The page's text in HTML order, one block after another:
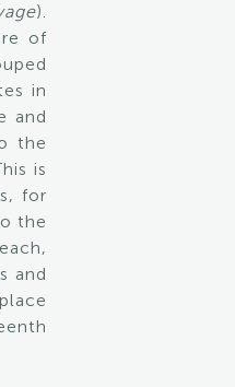
).
of
in
and
the
is
for
the
and